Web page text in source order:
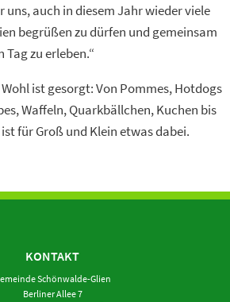
uns, auch in diesem Jahr wieder viele
begrüßen zu dürfen und gemeinsam
zu erleben.“
ist gesorgt: Von Pommes, Hotdogs
Waffeln, Quarkbällchen, Kuchen bis
für Groß und Klein etwas dabei.
KONTAKT
Schönwalde-Glien
Berliner Allee 7